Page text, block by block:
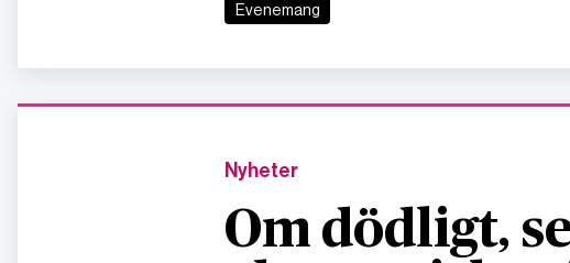
Evenemang
Nyheter
Om dödligt,